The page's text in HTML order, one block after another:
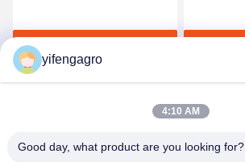
दांत प्लेट
yifengagro
4:10 AM
Good day, what product are you looking for?